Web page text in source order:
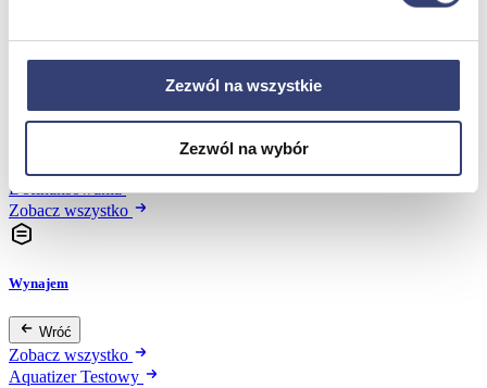
Zezwól na wszystkie
Zezwól na wybór
Zobacz wszystko
Dofinansowania
Dofinansowania
Zobacz wszystko
Wynajem
Wróć
Zobacz wszystko
Aquatizer Testowy